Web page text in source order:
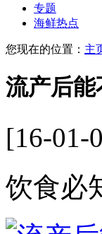
专题
海鲜热点
您现在的位置： 主
流产后
[16-
饮食必